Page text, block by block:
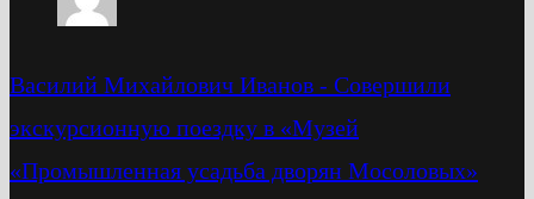
Василий Михайлович Иванов - Cовершили
экскурсионную поездку в «Музей
«Промышленная усадьба дворян Мосоловых»